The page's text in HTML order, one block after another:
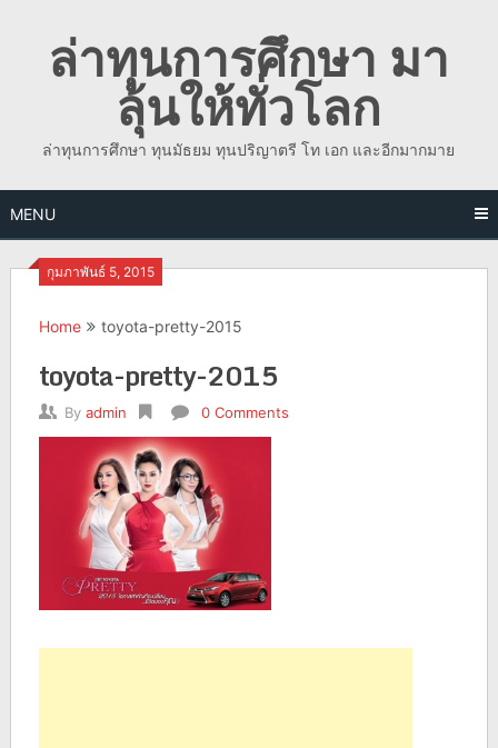
contentล่าทุนการศึกษา มา
ลุ้นให้ทั่วโลก
ล่าทุนการศึกษา ทุนมัธยม ทุนปริญาตรี โท เอก และอีกมากมาย
MENU
กุมภาพันธ์ 5, 2015
Home toyota-pretty-2015
toyota-pretty-2015
By admin 0 Comments